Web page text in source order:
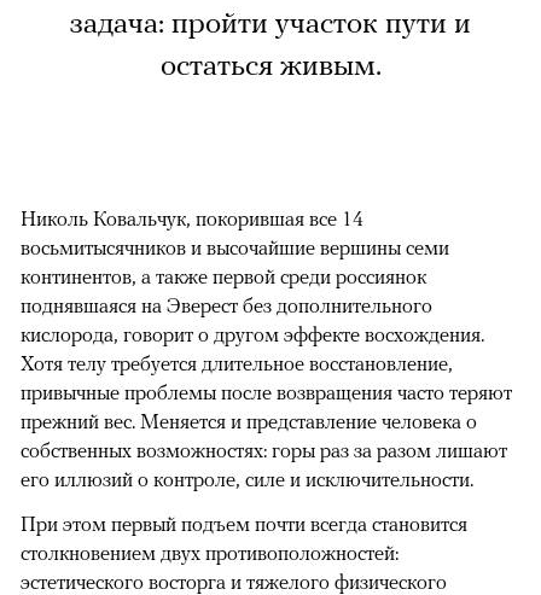
задача: пройти участок пути и
остаться живым.
Николь Ковальчук, покорившая все 14
восьмитысячников и высочайшие вершины семи
континентов, а также первой среди россиянок
поднявшаяся на Эверест без дополнительного
кислорода, говорит о другом эффекте восхождения.
Хотя телу требуется длительное восстановление,
привычные проблемы после возвращения часто теряют
прежний вес. Меняется и представление человека о
собственных возможностях: горы раз за разом лишают
его иллюзий о контроле, силе и исключительности.
При этом первый подъем почти всегда становится
столкновением двух противоположностей:
эстетического восторга и тяжелого физического